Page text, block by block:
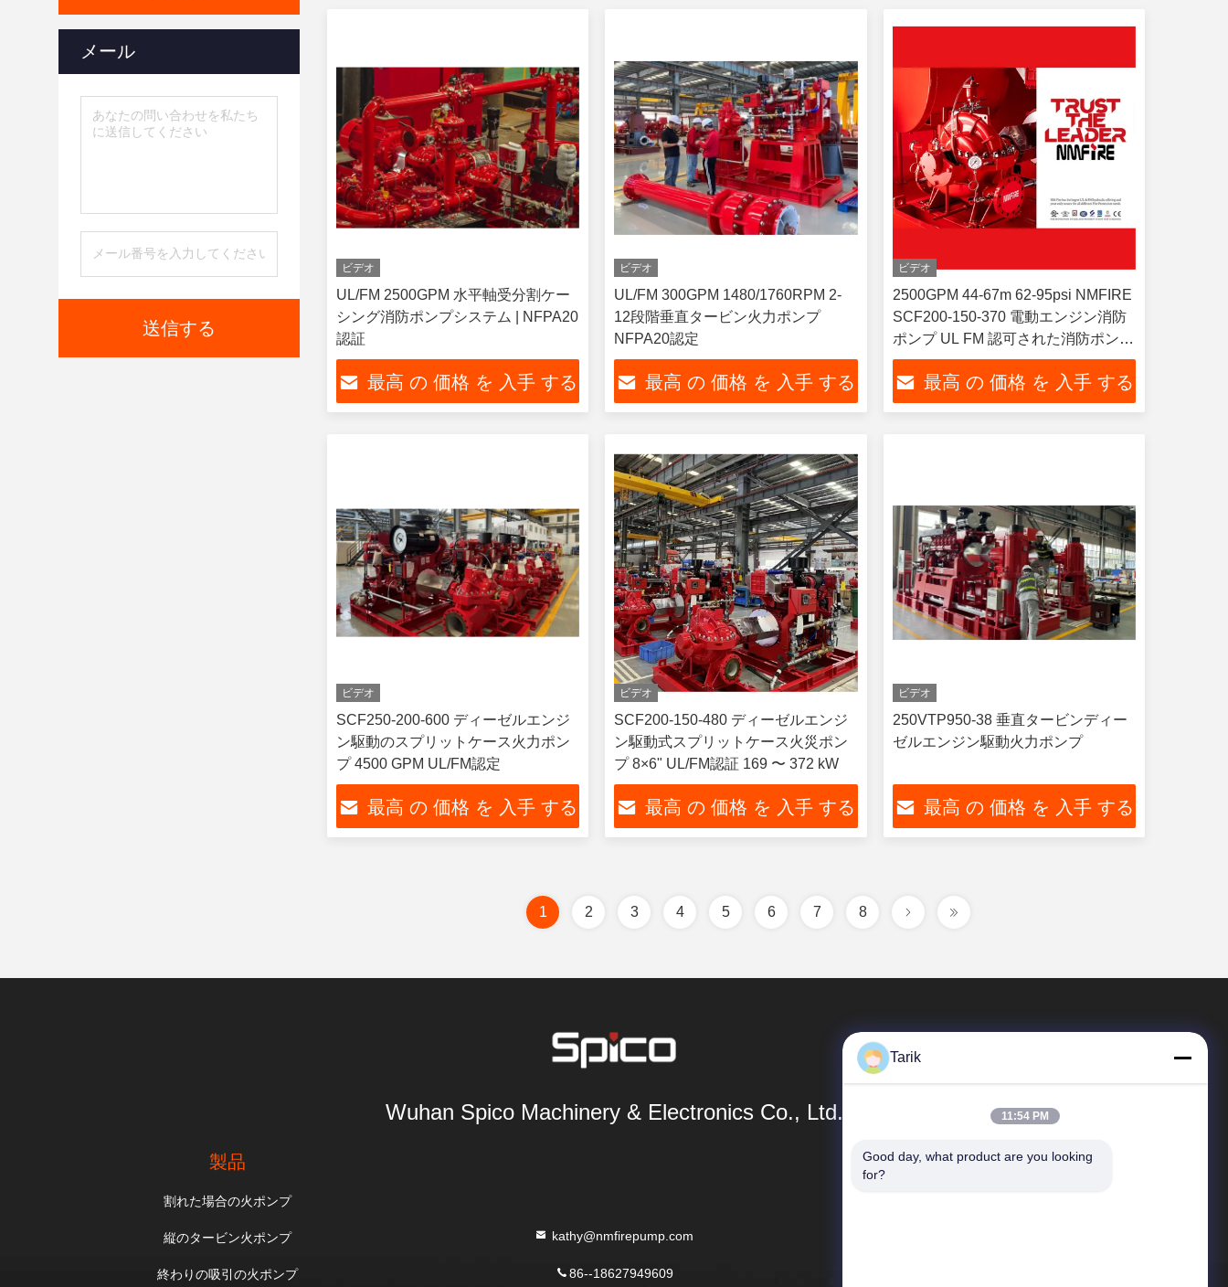
メール
送信する
ビデオ
UL/FM 2500GPM 水平軸受分割ケー
シング消防ポンプシステム | NFPA20
認証
最高 の 価格 を 入手 する
ビデオ
UL/FM 300GPM 1480/1760RPM 2-
12段階垂直タービン火力ポンプ
NFPA20認定
最高 の 価格 を 入手 する
ビデオ
2500GPM 44-67m 62-95psi NMFIRE
SCF200-150-370 電動エンジン消防
ポンプ UL FM 認可された消防ポンプ
水ポンプ 568M3/H
最高 の 価格 を 入手 する
ビデオ
SCF250-200-600 ディーゼルエンジ
ン駆動のスプリットケース火力ポン
プ 4500 GPM UL/FM認定
最高 の 価格 を 入手 する
ビデオ
SCF200-150-480 ディーゼルエンジ
ン駆動式スプリットケース火災ポン
プ 8×6" UL/FM認証 169 〜 372 kW
最高 の 価格 を 入手 する
ビデオ
250VTP950-38 垂直タービンディー
ゼルエンジン駆動火力ポンプ
最高 の 価格 を 入手 する
1 2 3 4 5 6 7 8
Wuhan Spico Machinery & Electronics Co., Ltd.
製品
割れた場合の火ポンプ
縦のタービン火ポンプ
終わりの吸引の火ポンプ
kathy@nmfirepump.com
86--18627949609
簡単なリンク
Tarik
11:54 PM
Good day, what product are you looking
for?